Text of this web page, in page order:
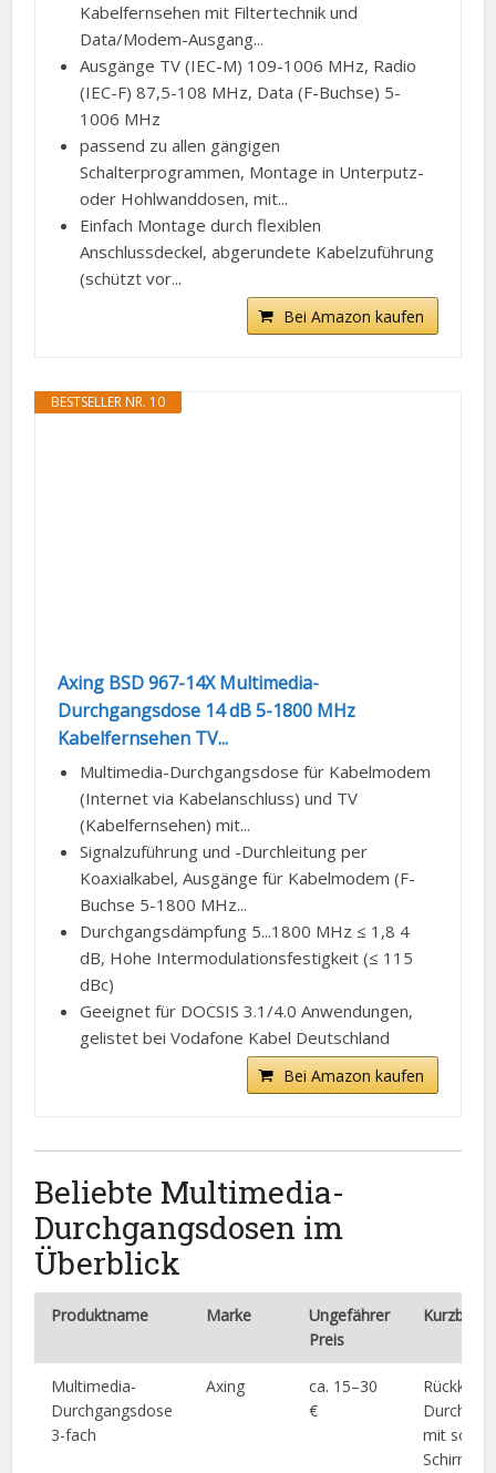
Kabelfernsehen mit Filtertechnik und
Data/Modem-Ausgang...
Ausgänge TV (IEC-M) 109-1006 MHz, Radio
(IEC-F) 87,5-108 MHz, Data (F-Buchse) 5-
1006 MHz
passend zu allen gängigen
Schalterprogrammen, Montage in Unterputz-
oder Hohlwanddosen, mit...
Einfach Montage durch flexiblen
Anschlussdeckel, abgerundete Kabelzuführung
(schützt vor...
Bei Amazon kaufen
BESTSELLER NR. 10
Axing BSD 967-14X Multimedia-
Durchgangsdose 14 dB 5-1800 MHz
Kabelfernsehen TV...
Multimedia-Durchgangsdose für Kabelmodem
(Internet via Kabelanschluss) und TV
(Kabelfernsehen) mit...
Signalzuführung und -Durchleitung per
Koaxialkabel, Ausgänge für Kabelmodem (F-
Buchse 5-1800 MHz...
Durchgangsdämpfung 5...1800 MHz ≤ 1,8 4
dB, Hohe Intermodulationsfestigkeit (≤ 115
dBc)
Geeignet für DOCSIS 3.1/4.0 Anwendungen,
gelistet bei Vodafone Kabel Deutschland
Bei Amazon kaufen
Beliebte Multimedia-
Durchgangsdosen im
Überblick
Produktname Marke
Ungefährer
Preis
Multimedia-
Durchgangsdose
3-fach
Axing
ca. 15–30
€
mit